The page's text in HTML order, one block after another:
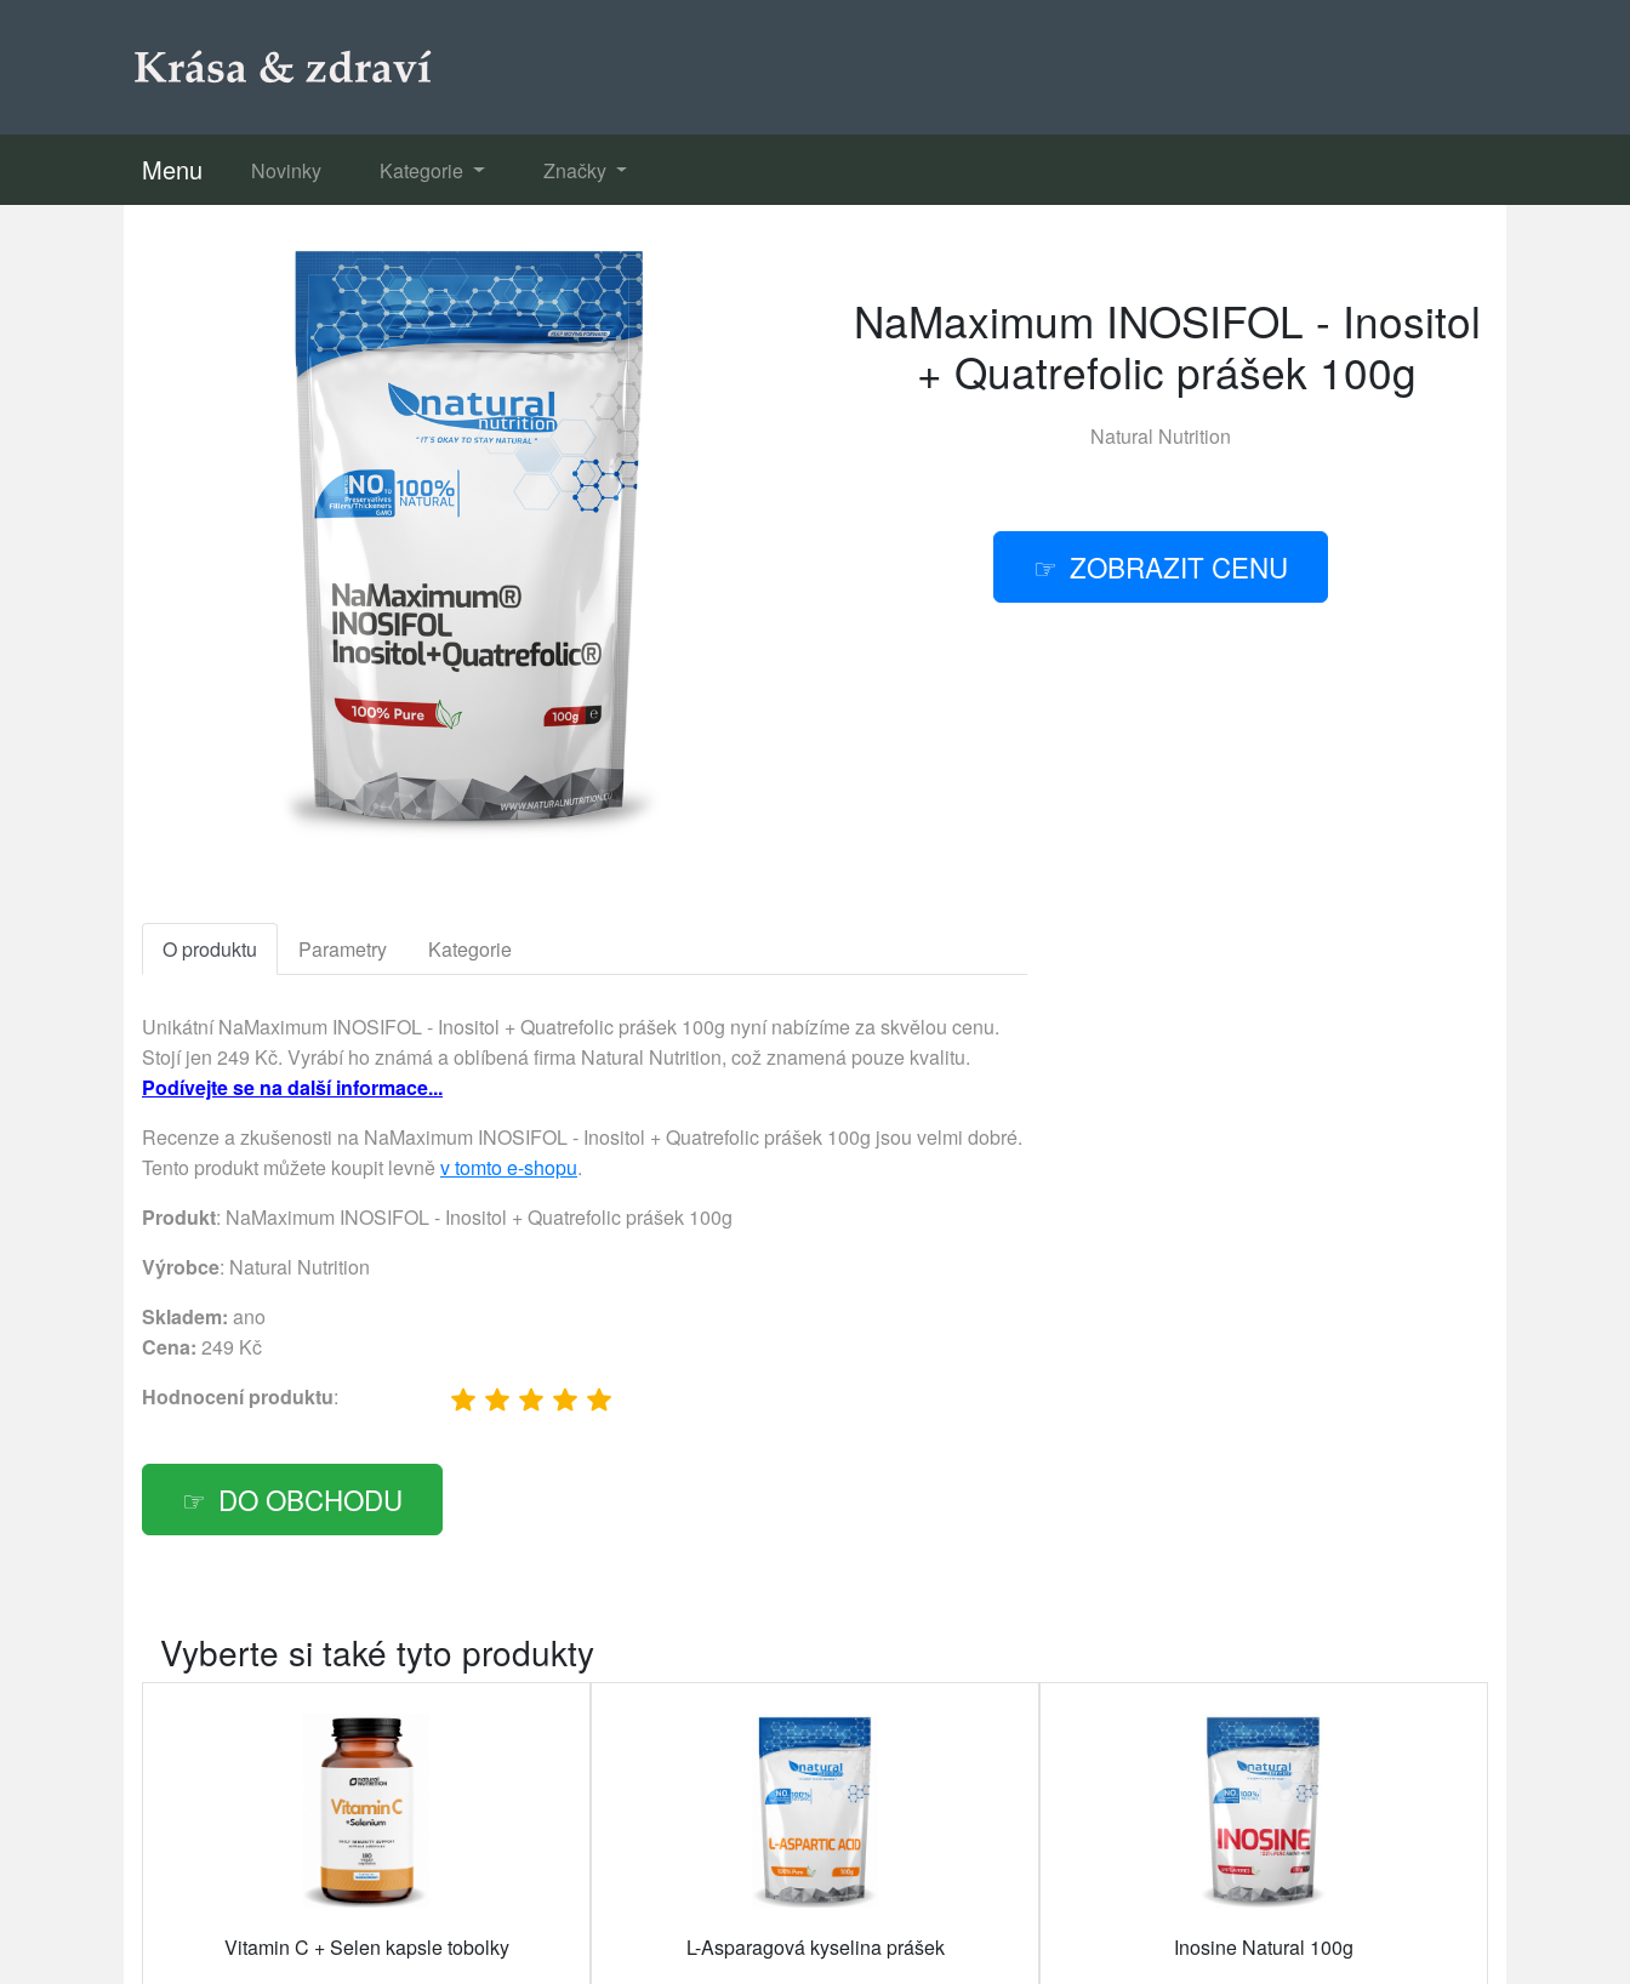
Menu Novinky Kategorie Značky
NaMaximum INOSIFOL - Inositol
+ Quatrefolic prášek 100g
Natural Nutrition
ZOBRAZIT CENU
O produktu Parametry Kategorie
Unikátní NaMaximum INOSIFOL - Inositol + Quatrefolic prášek 100g nyní nabízíme za skvělou cenu.
Stojí jen 249 Kč. Vyrábí ho známá a oblíbená firma Natural Nutrition, což znamená pouze kvalitu.
Podívejte se na další informace...
Recenze a zkušenosti na NaMaximum INOSIFOL - Inositol + Quatrefolic prášek 100g jsou velmi dobré.
Tento produkt můžete koupit levně v tomto e-shopu.
Produkt: NaMaximum INOSIFOL - Inositol + Quatrefolic prášek 100g
Výrobce: Natural Nutrition
Skladem: ano
Cena: 249 Kč
Hodnocení produktu:
DO OBCHODU
Vyberte si také tyto produkty
Vitamin C + Selen kapsle tobolky
L-Asparagová kyselina prášek
Inosine Natural 100g